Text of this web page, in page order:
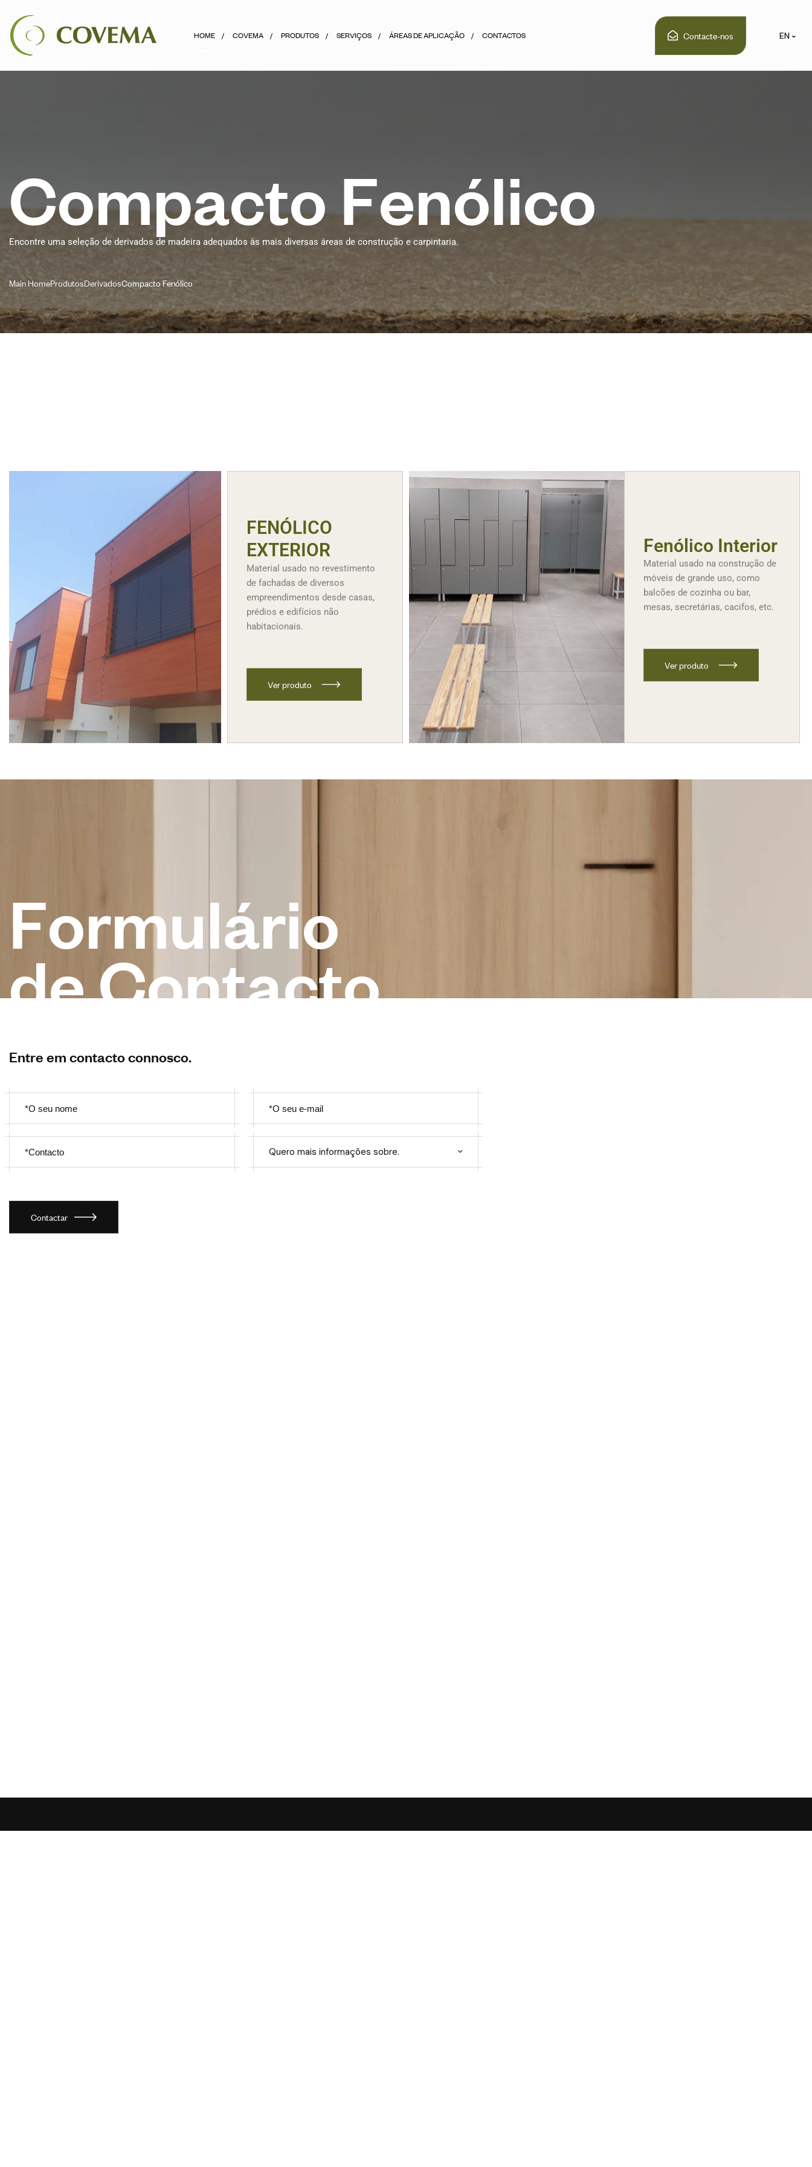
HOME COVEMA PRODUTOS SERVIÇOS ÁREAS DE APLICAÇÃO CONTACTOS Contacte-nos EN
CompactoFenólico
Encontre uma seleção de derivados de madeira adequados às mais diversas áreas de construção e carpintaria.
Main HomeProdutosDerivadosCompacto Fenólico
FENÓLICO
EXTERIOR
Material usado no revestimento
de fachadas de diversos
empreendimentos desde casas,
prédios e edifícios não
habitacionais.
Verproduto
Fenólico Interior
Material usado na construção de
móveis de grande uso, como
balcões de cozinha ou bar,
mesas, secretárias, cacifos, etc.
Verproduto
Formulário
deContacto
Entre em contacto connosco.
Quero mais informações sobre.
Contactar